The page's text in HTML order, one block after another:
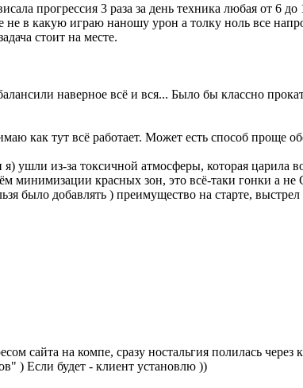
прогрессия 3 раза за день техника любая от 6
в какую играю наношу урон а толку ноль все
стоит на месте.
наверное всё и вся... Было бы классно
как тут всё работает. Может есть способ проще
ушли из-за токсичной атмосферы, которая
минимизации красных зон, это всё-таки гонки а
было добавлять ) преимущество на старте,
сайта на компе, сразу ностальгия полилась через
) Если будет - клиент установлю ))